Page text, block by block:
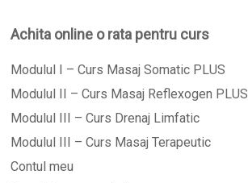
Achita online o rata pentru curs
Modulul I – Curs Masaj Somatic PLUS
Modulul II – Curs Masaj Reflexogen PLUS
Modulul III – Curs Drenaj Limfatic
Modulul III – Curs Masaj Terapeutic
Contul meu